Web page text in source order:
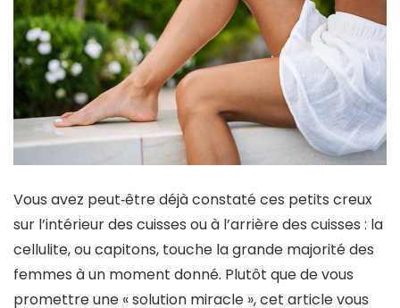
Vous avez peut‑être déjà constaté ces petits creux
sur l’intérieur des cuisses ou à l’arrière des cuisses : la
cellulite, ou capitons, touche la grande majorité des
femmes à un moment donné. Plutôt que de vous
promettre une « solution miracle », cet article vous